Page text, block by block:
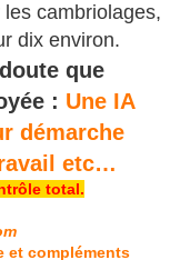
cambriolages,
dix environ.
que
: Une IA
démarche
etc…
total.
et compléments